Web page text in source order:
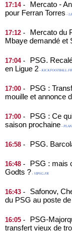
17:14-
Mercato -
pour Ferran Torres -
17:12 -
Mercato du
Mbaye demandé et
17:04-
PSG.
en Ligue 2 - KICKFOOTBALL.FR
17:00 -
PSG :
mouille et annonce
17:00 -
PSG : Ce
saison prochaine -
16:58 - PSG.
16:48 -
PSG : mais
Godts ? - VIPSG.FR
16:43 -
Safonov,
du PSG au poste
16:05 -
PSG-
transfert vieux de